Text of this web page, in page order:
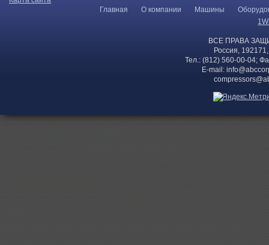
Главная
О компании Машины
ВСЕ ПРАВА
Россия,
Тел.: (812) 560-00-04;
E-mail: